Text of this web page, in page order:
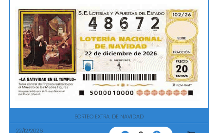
SORTEO EXTRA. DE NAVIDAD
22/12/2026